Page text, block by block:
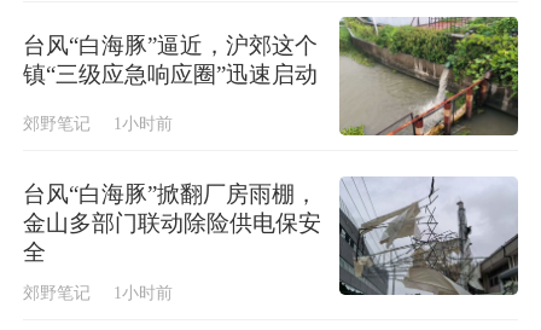
台风“白海豚”逼近，沪郊这个
镇“三级应急响应圈”迅速启动
郊野笔记 1小时前
台风“白海豚”掀翻厂房雨棚，
金山多部门联动除险供电保安
全
郊野笔记 1小时前